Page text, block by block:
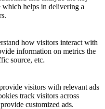
which helps in delivering a
how visitors interact with
information on metrics the
source, etc.
visitors with relevant ads
track visitors across
customized ads.